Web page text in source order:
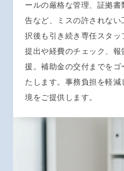
ールの厳格な管理、証拠
告など、ミスの許されな
択後も引き続き専任スタッ
提出や経費のチェック、
援。補助金の交付までを
たします。事務負担を軽
境をご提供します。